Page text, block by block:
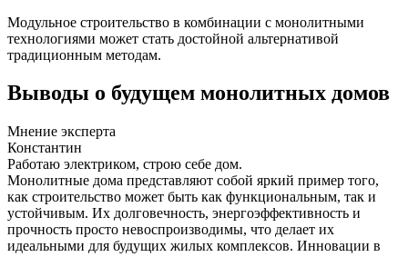
Модульное строительство в комбинации с монолитными
технологиями может стать достойной альтернативой
традиционным методам.
Выводы о будущем монолитных домов
Мнение эксперта
Константин
Работаю электриком, строю себе дом.
Монолитные дома представляют собой яркий пример того,
как строительство может быть как функциональным, так и
устойчивым. Их долговечность, энергоэффективность и
прочность просто невоспроизводимы, что делает их
идеальными для будущих жилых комплексов. Инновации в